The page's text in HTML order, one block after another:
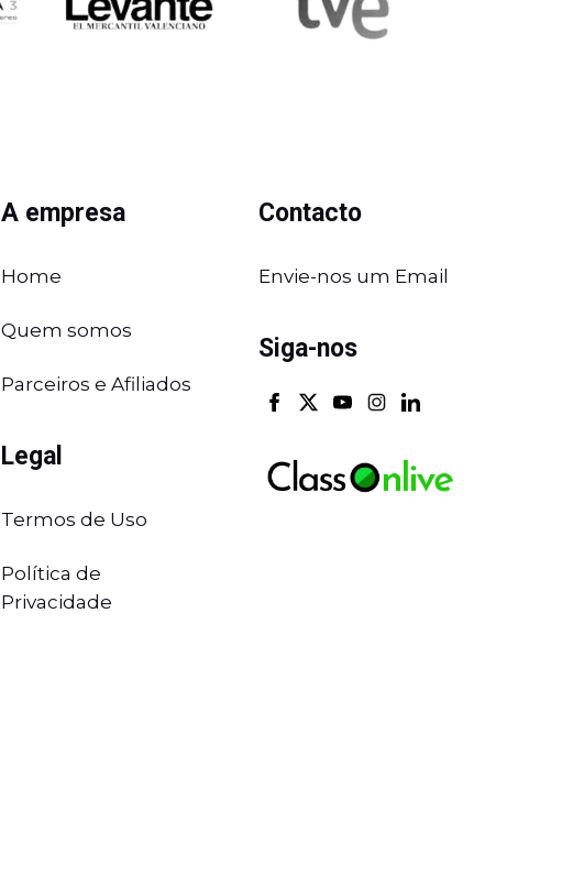
A empresa
Home
Quem somos
Parceiros e Afiliados
Legal
Termos de Uso
Política de
Privacidade
Contacto
Envie-nos um Email
Siga-nos